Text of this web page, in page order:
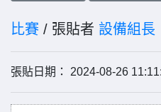
比賽 / 張貼者 設備組長
張貼日期： 2024-08-26